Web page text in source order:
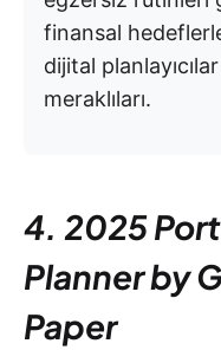
finansal
dijital
meraklıları.
4. 2025
Planner by
Paper